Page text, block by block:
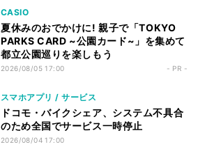
CASIO
夏休みのおでかけに! 親子で「TOKYO
PARKS CARD ~公園カード~」を集めて
都立公園巡りを楽しもう
2026/08/05 17:00 - PR -
スマホアプリ / サービス
ドコモ・バイクシェア、システム不具合
のため全国でサービス一時停止
2026/08/04 17:00